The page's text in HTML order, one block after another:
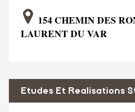
154 CHEMIN DES
LAURENT DU VAR
Etudes Et Realisations